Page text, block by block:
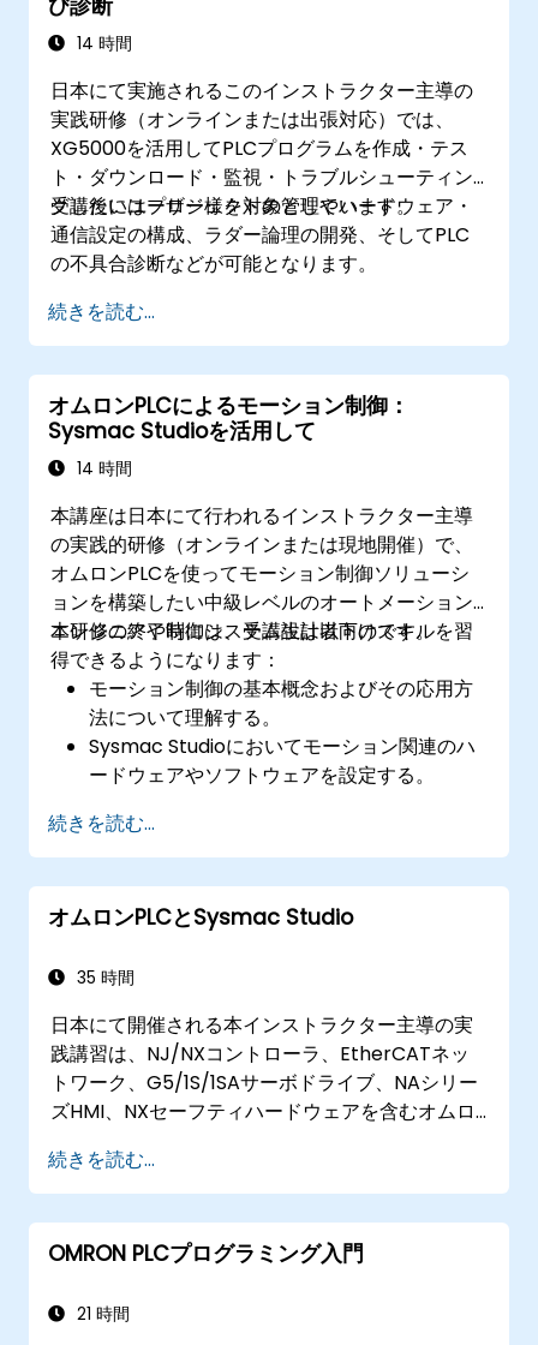
14 時間
日本にて実施されるこのインストラクター主導の
実践研修（オンラインまたは出張対応）では、
XG5000を活用してPLCプログラムを作成・テス
ト・ダウンロード・監視・トラブルシューティン
グしたいユーザー様を対象としています。
受講後にはプロジェクトの管理やハードウェア・
通信設定の構成、ラダー論理の開発、そしてPLC
の不具合診断などが可能となります。
続きを読む...
オムロンPLCによるモーション制御：
Sysmac Studioを活用して
14 時間
本講座は日本にて行われるインストラクター主導
の実践的研修（オンラインまたは現地開催）で、
オムロンPLCを使ってモーション制御ソリューシ
ョンを構築したい中級レベルのオートメーション
エンジニアや制御システム設計者向けです。
本研修の終了時には、受講生は以下のスキルを習
得できるようになります：
モーション制御の基本概念およびその応用方
法について理解する。
Sysmac Studioにおいてモーション関連のハ
ードウェアやソフトウェアを設定する。
を作成・最適化する。
補間や同期処理を含む複数軸協調動作戦略を
実装する。
続きを読む...
オムロンPLCとSysmac Studio
35 時間
日本にて開催される本インストラクター主導の実
践講習は、NJ/NXコントローラ、EtherCATネッ
トワーク、G5/1S/1SAサーボドライブ、NAシリー
ズHMI、NXセーフティハードウェアを含むオムロ
ち上げを行いたい自動化エンジニアや制御システ
ム設計者向けに実施されます。
続きを読む...
OMRON PLCプログラミング入門
21 時間